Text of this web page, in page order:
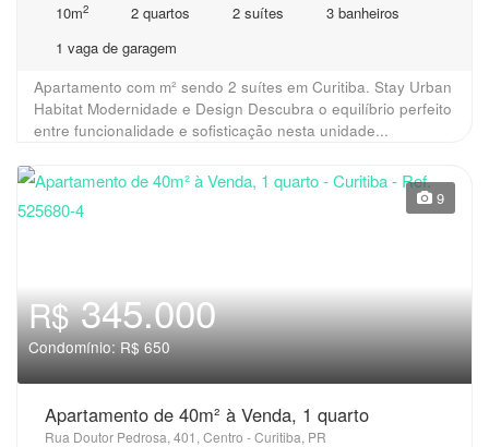
10m2 2 quartos 2 suítes
3 banheiros
1 vaga de garagem
Apartamento com m² sendo 2 suítes em Curitiba. Stay Urban
Habitat Modernidade e Design Descubra o equilíbrio perfeito
entre funcionalidade e sofisticação nesta unidade...
9
R$345.000
Condomínio: R$ 650
Apartamento de 40m² à Venda, 1 quarto
Rua Doutor Pedrosa, 401, Centro - Curitiba, PR